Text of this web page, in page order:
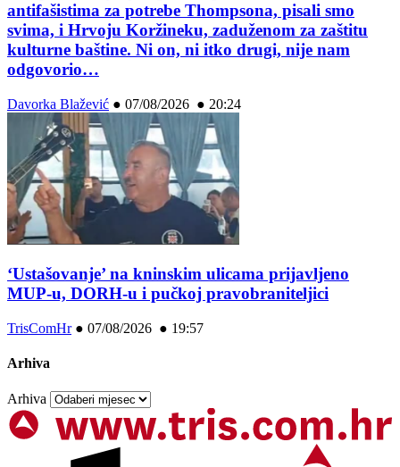
antifašistima za potrebe Thompsona, pisali smo
svima, i Hrvoju Koržineku, zaduženom za zaštitu
kulturne baštine. Ni on, ni itko drugi, nije nam
odgovorio…
Davorka Blažević ● 07/08/2026 ● 20:24
‘Ustašovanje’ na kninskim ulicama prijavljeno
MUP-u, DORH-u i pučkoj pravobraniteljici
TrisComHr● 07/08/2026 ● 19:57
Arhiva
Arhiva